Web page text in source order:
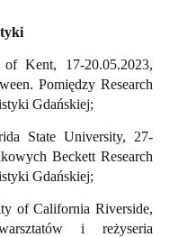
Kent, 17-20.05.2023,
Pomiędzy Research
Gdańskiej;
State University, 27-
Beckett Research
Gdańskiej;
of California Riverside,
i reżyseria